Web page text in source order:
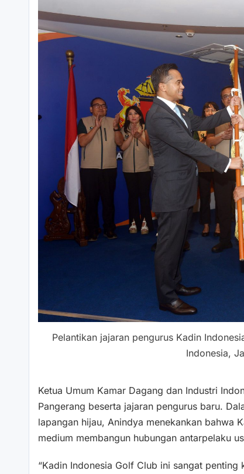
Pelantikan jajaran pengurus Kadin
Indonesia,
Ketua Umum Kamar Dagang dan Industri
Pangerang beserta jajaran pengurus baru.
lapangan hijau, Anindya menekankan bahwa
medium membangun hubungan antarpelaku
“Kadin Indonesia Golf Club ini sangat